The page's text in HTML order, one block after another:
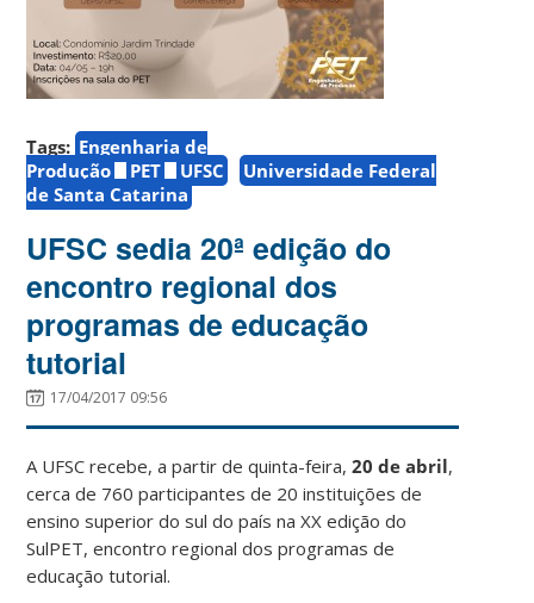
Tags: Engenharia de
Produção
PET UFSC
Universidade Federal
de Santa Catarina
UFSC sedia 20ª edição do
encontro regional dos
programas de educação
tutorial
17/04/2017 09:56
A UFSC recebe, a partir de quinta-feira,20 de abril,
cerca de 760 participantes de 20 instituições de
ensino superior do sul do país na XX edição do
SulPET, encontro regional dos programas de
educação tutorial.